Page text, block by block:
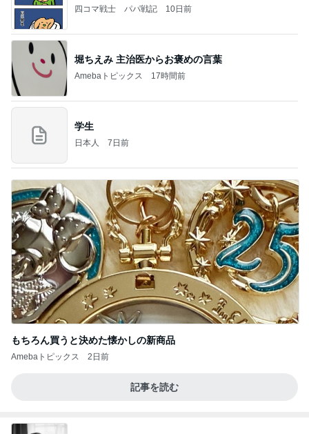
四コマ戦士 パパ戦記 10日前
堀ちえみ 主治医からお褒めの言葉
Amebaトピックス 17時間前
学生
日本人 7日前
もちろん買うと決めた懐かしの新商品
Amebaトピックス 2日前
記事を読む